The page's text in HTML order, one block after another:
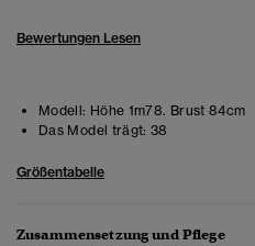
Bewertungen Lesen
Modell: Höhe 1m78. Brust 84cm
Das Model trägt: 38
Größentabelle
Zusammensetzung und Pflege